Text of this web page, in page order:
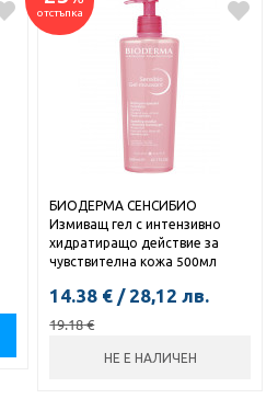
отстъпка
БИОДЕРМА СЕНСИБИО
Измиващ гел с интензивно
хидратиращо действие за
чувствителна кожа 500мл
14.38 € / 28,12 лв.
19.18€
НЕ Е НАЛИЧЕН